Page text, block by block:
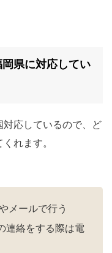
県に対応してい
応しているので、ど
れます。
メールで行う
連絡をする際は電